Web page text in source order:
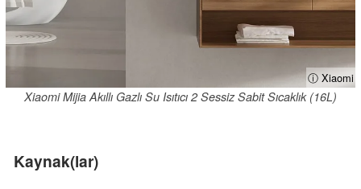
ⓘ Xiaomi
Xiaomi Mijia Akıllı Gazlı Su Isıtıcı 2 Sessiz Sabit Sıcaklık (16L)
Kaynak(lar)